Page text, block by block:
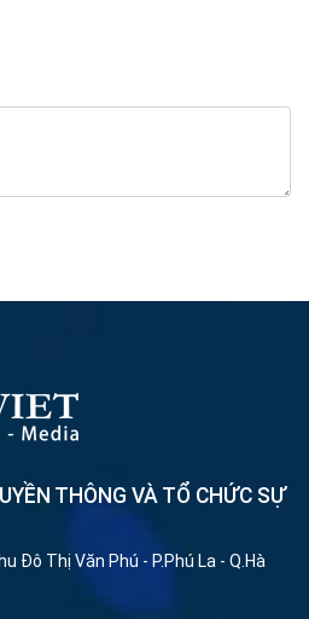
THÔNG VÀ TỔ CHỨC SỰ
Đô Thị Văn Phú - P.Phú La - Q.Hà